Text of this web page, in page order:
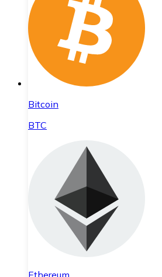
Bitcoin
BTC
Ethereum